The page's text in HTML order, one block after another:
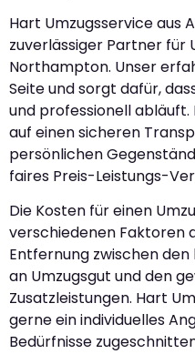
Hart Umzugsservice aus
zuverlässiger Partner für
Northampton. Unser
Seite und sorgt dafür,
und professionell
auf einen sicheren
persönlichen
faires Preis-Leistungs-
Die Kosten für einen
verschiedenen Faktoren
Entfernung zwischen
an Umzugsgut und den
Zusatzleistungen. Hart
gerne ein individuelles
Bedürfnisse